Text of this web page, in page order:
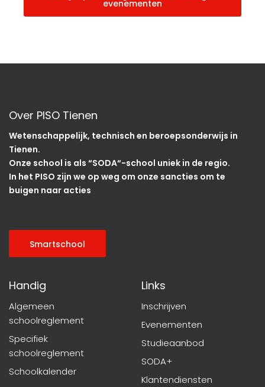
evenementen
Over PISO Tienen
Wetenschappelijk, technisch en beroepsonderwijs in
Tienen.
Onze school is als “SODA“-school uniek in de regio.
In het PISO zijn we op weg om onze sancties om te
buigen naar acties
Smartschool
Handig
Algemeen
schoolreglement
Specifiek
schoolreglement
Schoolkalender
Links
Inschrijven
Evenementen
Studieaanbod
SODA+
Klantendiensten